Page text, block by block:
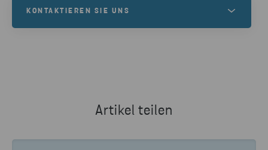
KONTAKTIEREN SIE UNS
Artikel teilen